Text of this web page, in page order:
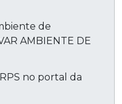
de
AMBIENTE DE
no portal da